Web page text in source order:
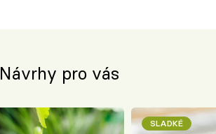
Návrhy pro vás
SLADKÉ